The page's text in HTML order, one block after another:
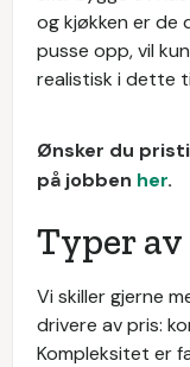
og kjøkken er de
pusse opp, vil
realistisk i dette
Ønsker du
på jobben her.
Typer
Vi skiller gjerne
drivere av pris:
Kompleksitet er